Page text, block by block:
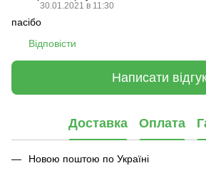
30.01.2021 в 11:30
пасібо
Відповісти
Написати
Доставка Оплата
Новою поштою по Україні